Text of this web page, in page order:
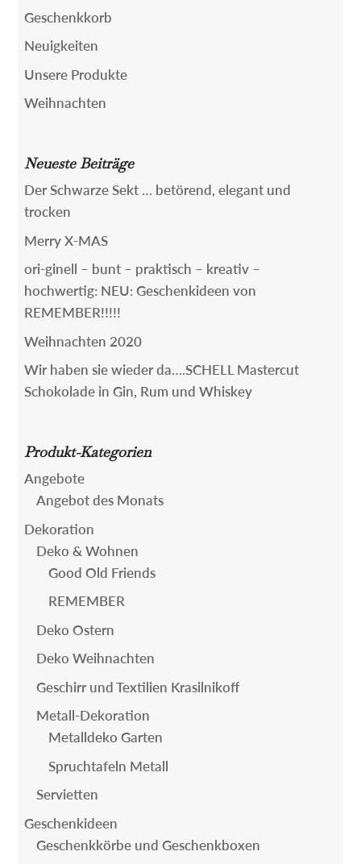
Geschenkkorb
Neuigkeiten
Unsere Produkte
Weihnachten
Neueste Beiträge
Der Schwarze Sekt … betörend, elegant und
trocken
Merry X-MAS
ori-ginell – bunt – praktisch – kreativ –
hochwertig: NEU: Geschenkideen von
REMEMBER!!!!!
Weihnachten 2020
Wir haben sie wieder da….SCHELL Mastercut
Schokolade in Gin, Rum und Whiskey
Produkt-Kategorien
Angebote
Angebot des Monats
Dekoration
Deko & Wohnen
Good Old Friends
REMEMBER
Deko Ostern
Deko Weihnachten
Geschirr und Textilien Krasilnikoff
Metall-Dekoration
Metalldeko Garten
Spruchtafeln Metall
Servietten
Geschenkideen
Geschenkkörbe und Geschenkboxen